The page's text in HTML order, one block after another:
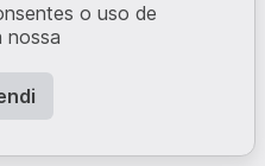
o uso de
nossa